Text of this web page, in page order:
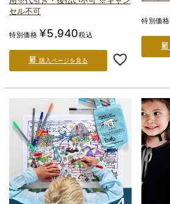
セル不可
特別価格 ¥5,940税込
購入ページを見る
特別価格